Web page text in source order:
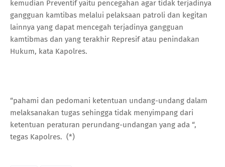
kemudian Preventif yaitu pencegahan agar tidak terjadinya
gangguan kamtibas melalui pelaksaan patroli dan kegitan
lainnya yang dapat mencegah terjadinya gangguan
kamtibmas dan yang terakhir Represif atau penindakan
Hukum, kata Kapolres.
“pahami dan pedomani ketentuan undang-undang dalam
melaksanakan tugas sehingga tidak menyimpang dari
ketentuan peraturan perundang-undangan yang ada “,
tegas Kapolres. (*)